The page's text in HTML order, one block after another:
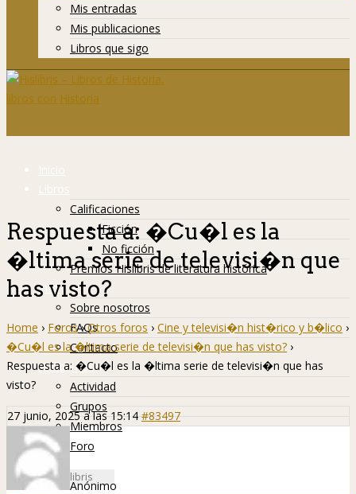
Mis entradas
Mis publicaciones
Libros que sigo
Inicio
Libros
Calificaciones
Ficción
No ficción
Premios Hislibris de literatura histórica
Info
Sobre nosotros
FAQs
Contacto
Hislibreños
Actividad
Grupos
Miembros
Foro
Respuesta a: �Cu�l es la
�ltima serie de televisi�n que
has visto?
Home › Foros › Otros foros › Cine y televisi�n hist�rico y b�lico ›
�Cu�l es la �ltima serie de televisi�n que has visto? ›
Respuesta a: �Cu�l es la �ltima serie de televisi�n que has
visto?
27 junio, 2025 a las 15:14 #83497
Anónimo